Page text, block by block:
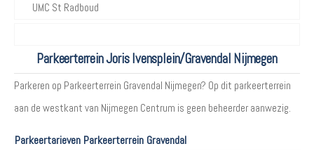
UMC St Radboud
Parkeerterrein Joris Ivensplein/Gravendal Nijmegen
Parkeren op Parkeerterrein Gravendal Nijmegen? Op dit parkeerterrein
aan de westkant van Nijmegen Centrum is geen beheerder aanwezig.
Parkeertarieven Parkeerterrein Gravendal